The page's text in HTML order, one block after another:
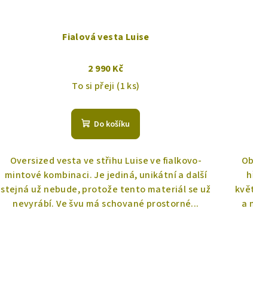
Fialová vesta Luise
2 990 Kč
To si přeji (1 ks)
Do košíku
Oversized vesta ve střihu Luise ve fialkovo-
mintové kombinaci. Je jediná, unikátní a další
stejná už nebude, protože tento materiál se už
nevyrábí. Ve švu má schované prostorné...
a